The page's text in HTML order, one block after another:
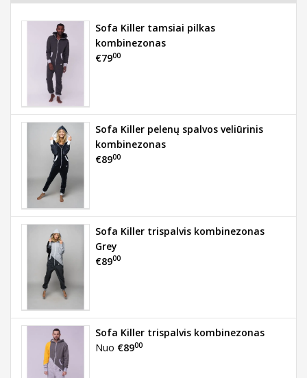
Sofa Killer tamsiai pilkas
kombinezonas
€7900
Sofa Killer pelenų spalvos veliūrinis
kombinezonas
€8900
Sofa Killer trispalvis kombinezonas
Grey
€8900
Sofa Killer trispalvis kombinezonas
Nuo €8900